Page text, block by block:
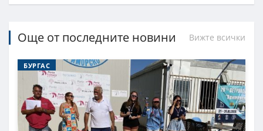
Още от последните новини Вижте всички
БУРГАС